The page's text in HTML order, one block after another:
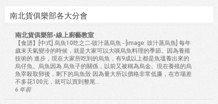
南北貨俱樂部各大分會
南北貨俱樂部-線上廚藝教室
【食譜】[中式] 烏魚10吃之二-豉汁蒸烏魚 - [image: 豉汁蒸烏魚] 每年
歲末天氣變冷的時候，就是大家可以大啖烏魚料理的季節。因為養殖
技術的 進步，現在大家所吃到的烏魚，有9成以上都是魚塭養出來的
烏仔魚。烏魚因為 烏魚子的關係，以前又被稱為烏金。現在養殖的烏
魚宰殺取卵後，剩下的烏魚殼 因為量大所以價格非常低廉，在市場差
不多花100元，就可以買到整尾...
6 年前